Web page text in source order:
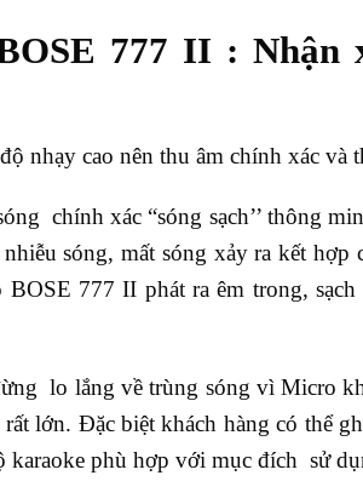
777 II : Nhận
nhạy cao nên thu âm chính xác và
chính xác “sóng sạch’’ thông
sóng, mất sóng xảy ra kết
777 II phát ra êm trong,
lo lắng về trùng sóng vì Micro
lớn. Đặc biệt khách hàng có thể
karaoke phù hợp với mục đích sử